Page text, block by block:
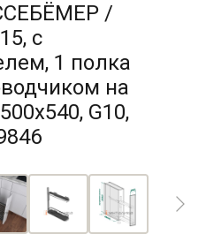
/
с
1 полка
на
G10,